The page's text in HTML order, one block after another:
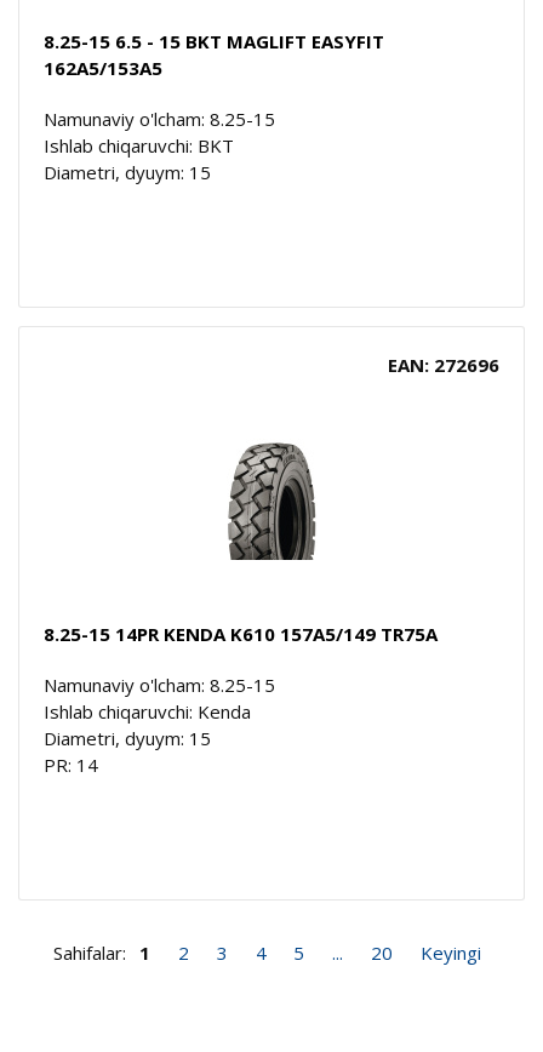
8.25-15 6.5 - 15 BKT MAGLIFT EASYFIT
162A5/153A5
Namunaviy o'lcham: 8.25-15
Ishlab chiqaruvchi: BKT
Diametri, dyuym: 15
EAN: 272696
8.25-15 14PR KENDA K610 157A5/149 TR75A
Namunaviy o'lcham: 8.25-15
Ishlab chiqaruvchi: Kenda
Diametri, dyuym: 15
PR: 14
Sahifalar: 1 2 3 4 5 ... 20 Keyingi